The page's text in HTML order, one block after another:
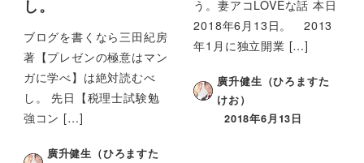
し。
ブログを書くなら三田紀房
著【プレゼンの極意はマン
ガに学べ】は絶対読むべ
し。 先日【税理士試験勉
強コン […]
廣升健生（ひろますた
う。妻アコLOVEな話 本日
2018年6月13日。 2013
年1月に独立開業 […]
廣升健生（ひろますた
けお）
2018年6月13日